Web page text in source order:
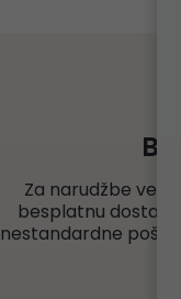
Za narudžbe
besplatnu dostavu
nestandardne